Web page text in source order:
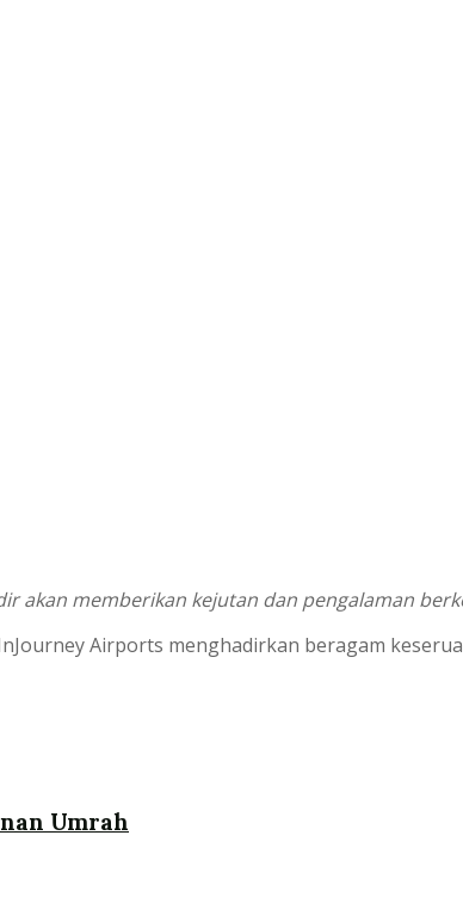
akan memberikan kejutan dan pengalaman
Airports menghadirkan beragam
Umrah